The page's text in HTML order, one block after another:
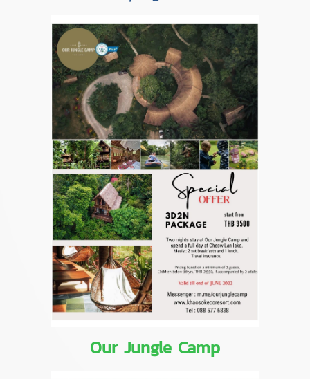
Our Jungle Camp